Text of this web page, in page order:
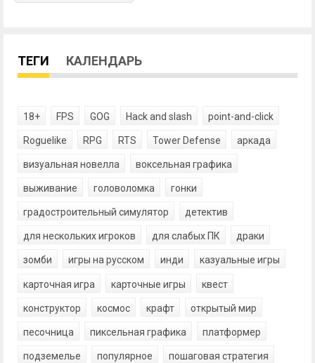
ТЕГИ КАЛЕНДАРЬ
18+ FPS GOG Hack and slash point-and-click
Roguelike RPG RTS Tower Defense аркада
визуальная новелла воксельная графика
выживание головоломка гонки
градостроительный симулятор детектив
для нескольких игроков для слабых ПК драки
зомби игры на русском инди казуальные игры
карточная игра карточные игры квест
конструктор космос крафт открытый мир
песочница пиксельная графика платформер
подземелье популярное пошаговая стратегия